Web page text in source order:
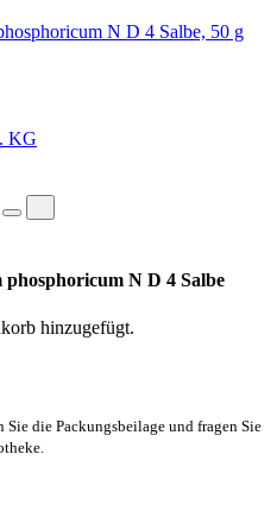
N D 4 Salbe, 50 g
KG
N D 4 Salbe
hinzugefügt.
die Packungsbeilage und fragen Sie